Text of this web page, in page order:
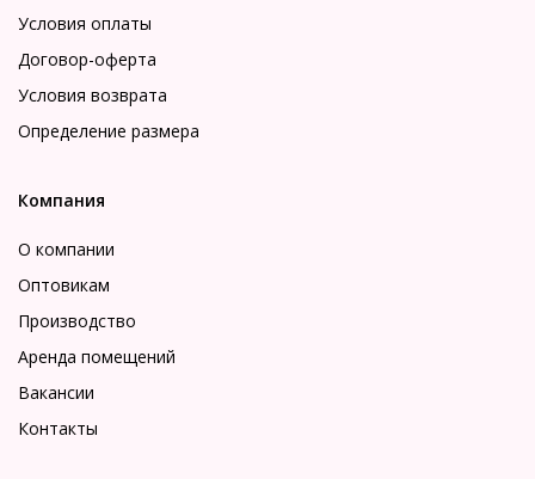
Условия оплаты
Договор-оферта
Условия возврата
Определение размера
Компания
О компании
Оптовикам
Производство
Аренда помещений
Вакансии
Контакты